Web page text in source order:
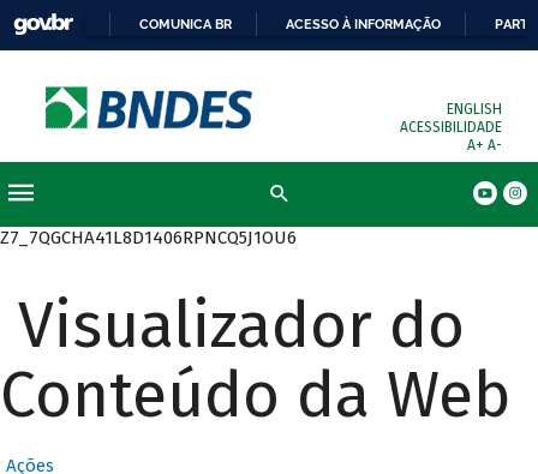
COMUNICA BR ACESSO À INFORMAÇÃO
ENGLISH
ACESSIBILIDADE
A+ A-
Z7_7QGCHA41L8D1406RPNCQ5J1OU6
Visualizador do
Conteúdo da Web
Ações